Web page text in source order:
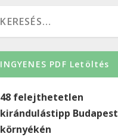
INGYENES PDF Letöltés
48 felejthetetlen
kirándulástipp Budapest
környékén